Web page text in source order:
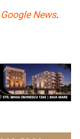
Google News.